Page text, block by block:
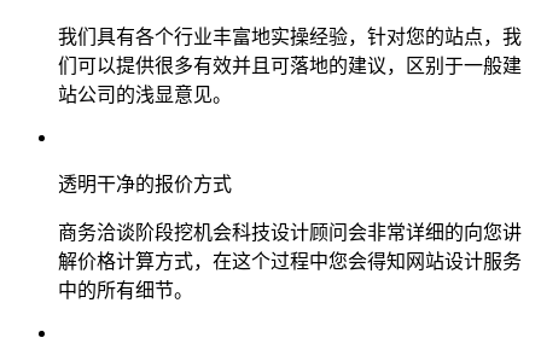
我们具有各个行业丰富地实操经验，针对您的站点，我
们可以提供很多有效并且可落地的建议，区别于一般建
站公司的浅显意见。
透明干净的报价方式
商务洽谈阶段挖机会科技设计顾问会非常详细的向您讲
解价格计算方式，在这个过程中您会得知网站设计服务
中的所有细节。